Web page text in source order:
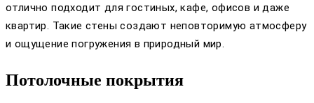
отлично подходит для гостиных, кафе, офисов и даже
квартир. Такие стены создают неповторимую атмосферу
и ощущение погружения в природный мир.
Потолочные покрытия